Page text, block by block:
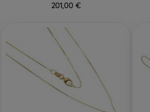
201,00 €